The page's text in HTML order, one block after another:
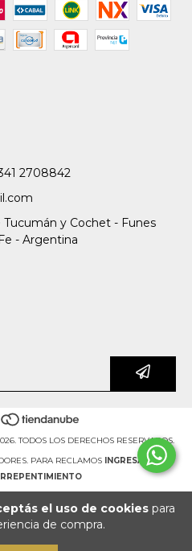
el uso de cookiespara
de compra.
2708842
Tucumán y Cochet - Funes
- Argentina
TODOS LOS DERECHOS RESERVADOS.
PARA RECLAMOS
INGRESÁ ACÁ.